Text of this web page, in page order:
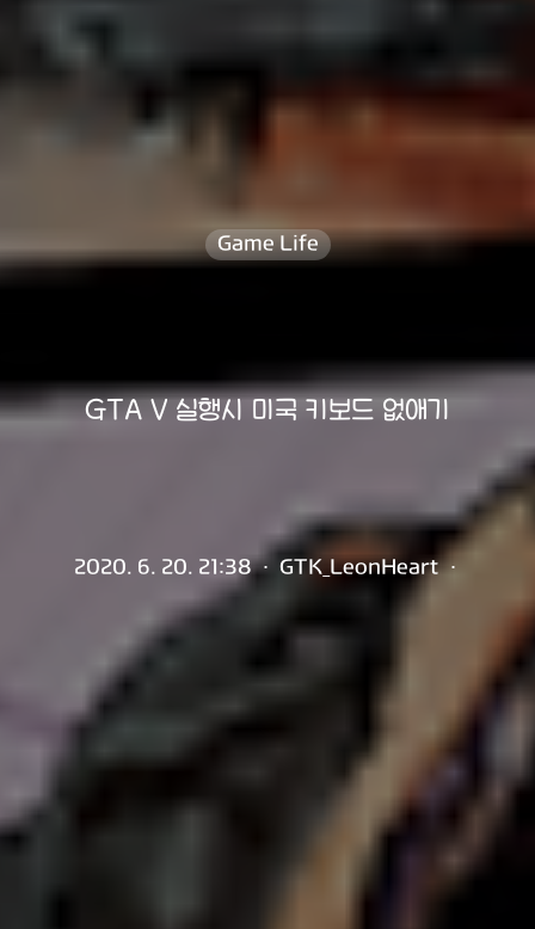
Game Life
GTA V 실행시 미국 키보드 없애기
2020. 6. 20. 21:38 · GTK_LeonHeart ·